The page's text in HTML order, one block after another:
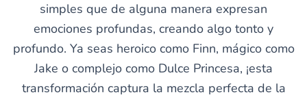
simples que de alguna manera expresan
emociones profundas, creando algo tonto y
profundo. Ya seas heroico como Finn, mágico como
Jake o complejo como Dulce Princesa, ¡esta
transformación captura la mezcla perfecta de la